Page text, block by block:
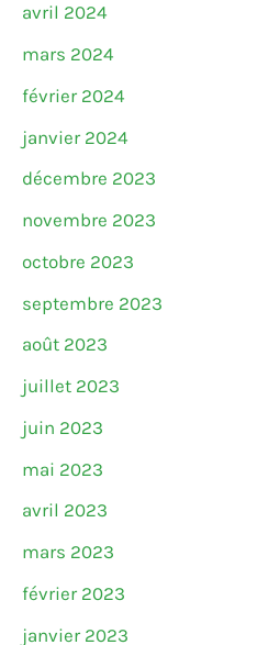
avril 2024
mars 2024
février 2024
janvier 2024
décembre 2023
novembre 2023
octobre 2023
septembre 2023
août 2023
juillet 2023
juin 2023
mai 2023
avril 2023
mars 2023
février 2023
janvier 2023